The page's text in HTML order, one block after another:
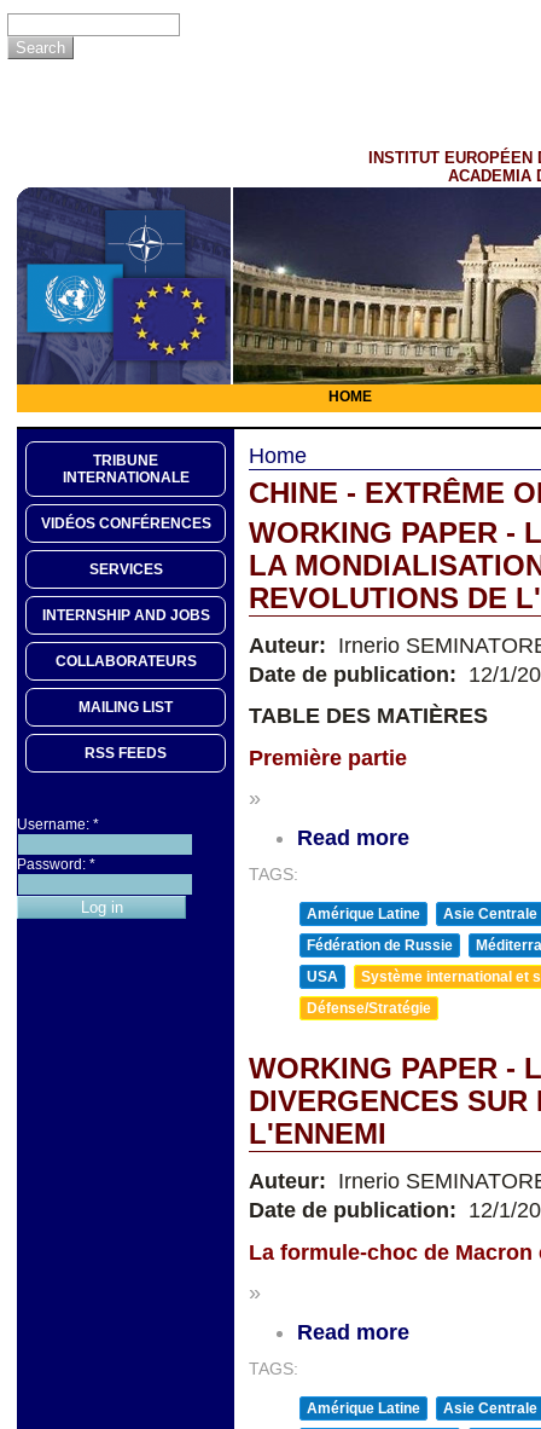
INSTITUT EUROPÉEN
ACADEMIA
HOME
TRIBUNE
INTERNATIONALE
VIDÉOS CONFÉRENCES
SERVICES
INTERNSHIP AND JOBS
COLLABORATEURS
MAILING LIST
RSS FEEDS
Username: *
Password: *
Home
CHINE - EXTRÊME
WORKING PAPER -
LA
REVOLUTIONS DE
Auteur: Irnerio
Date de publication: 12/1/
TABLE DES MATIÈRES
Première partie
»
Read more
TAGS:
Amérique Latine
Asie Centrale
Fédération de Russie
USA
Système international et
Défense/Stratégie
WORKING PAPER -
DIVERGENCES
L'ENNEMI
Auteur: Irnerio
Date de publication: 12/1/
La formule-choc de Macron
»
Read more
TAGS:
Amérique Latine
Asie Centrale